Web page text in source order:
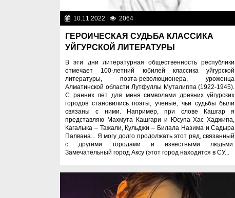
10.11.2022 2064
ГЕРОИЧЕСКАЯ СУДЬБА КЛАССИКА
УЙГУРСКОЙ ЛИТЕРАТУРЫ
В эти дни литературная общественность республики
отмечает 100-летний юбилей классика уйгурской
литературы, поэта-революционера, уроженца
Алматинской области Лутфуллы Муталиппа (1922-1945).
С ранних лет для меня символами древних уйгурских
городов становились поэты, ученые, чьи судьбы были
связаны с ними. Например, при слове Кашгар я
представляю Махмута Кашгари и Юсупа Хас Хаджипа,
Кагалыка – Тажали, Кульджи – Билала Назима и Садыра
Палвана... Я могу долго продолжать этот ряд, связанный
с другими городами и известными людьми.
Замечательный город Аксу (этот город находится в СУ...